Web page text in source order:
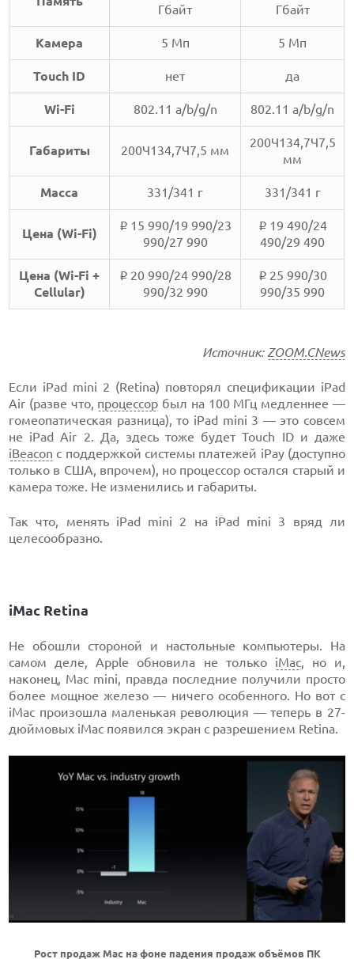
Гбайт Гбайт
Камера 5 Мп 5 Мп
Touch ID нет да
Wi-Fi 802.11 a/b/g/n 802.11 a/b/g/n
Габариты 200Ч134,7Ч7,5 мм
200Ч134,7Ч7,5
мм
Масса 331/341 г 331/341 г
Цена (Wi-Fi)
i 15 990/19 990/23
990/27 990
i 19 490/24
490/29 490
Цена (Wi-Fi +
Cellular)
i 20 990/24 990/28
990/32 990
i 25 990/30
990/35 990
Источник: ZOOM.CNews
Если iPad mini 2 (Retina) повторял спецификации iPad
Air (разве что, процессор был на 100 МГц медленнее —
гомеопатическая разница), то iPad mini 3 — это совсем
не iPad Air 2. Да, здесь тоже будет Touch ID и даже
iBeacon с поддержкой системы платежей iPay (доступно
только в США, впрочем), но процессор остался старый и
камера тоже. Не изменились и габариты.
Так что, менять iPad mini 2 на iPad mini 3 вряд ли
целесообразно.
iMac Retina
Не обошли стороной и настольные компьютеры. На
самом деле, Apple обновила не только iMac, но и,
наконец, Mac mini, правда последние получили просто
более мощное железо — ничего особенного. Но вот с
iMac произошла маленькая революция — теперь в 27-
дюймовых iMac появился экран с разрешением Retina.
Рост продаж Mac на фоне падения продаж объёмов ПК